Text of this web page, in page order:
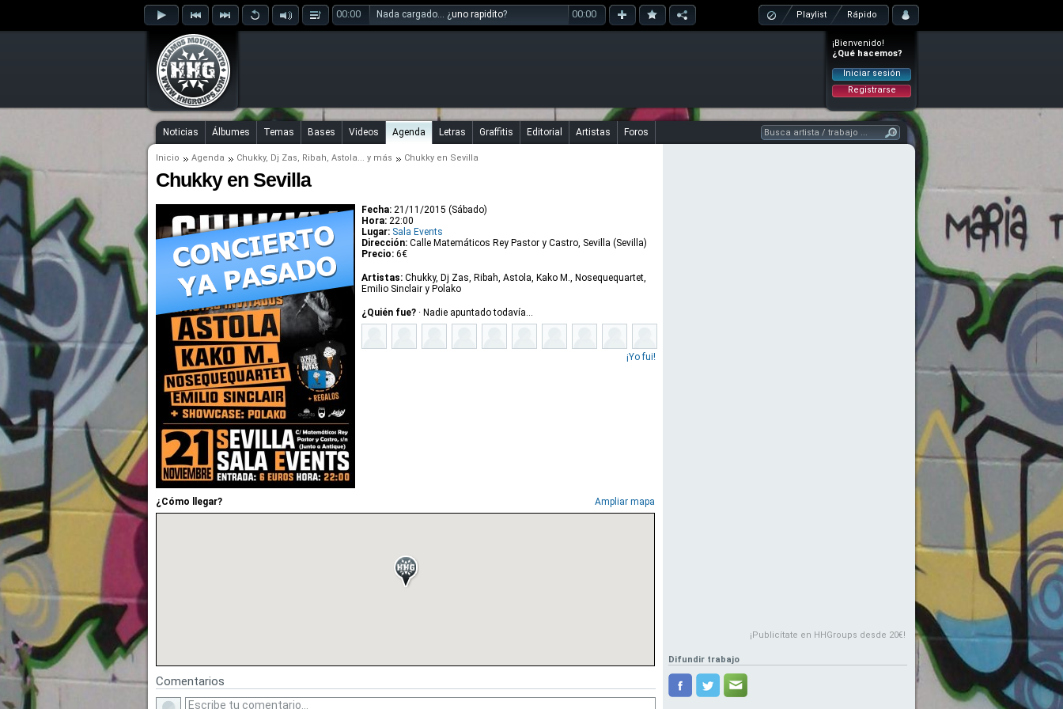
00:00 Nada cargado... ¿uno rapidito? 00:00 Playlist Rápido
¡Bienvenido!
¿Qué hacemos?
Iniciar sesión
Registrarse
Noticias Álbumes Temas Bases Videos Agenda Letras Graffitis Editorial Artistas Foros
Inicio Agenda Chukky, Dj Zas, Ribah, Astola... y más Chukky en Sevilla
Chukky en Sevilla
Fecha: 21/11/2015 (Sábado)
Hora: 22:00
Lugar: Sala Events
Dirección: Calle Matemáticos Rey Pastor y Castro, Sevilla (Sevilla)
Precio: 6€
Artistas: Chukky, Dj Zas, Ribah, Astola, Kako M., Nosequequartet,
Emilio Sinclair y Polako
¿Quién fue? · Nadie apuntado todavía...
¡Yo fui!
¿Cómo llegar? Ampliar mapa
Comentarios
¡Publicítate en HHGroups desde 20€!
Difundir trabajo